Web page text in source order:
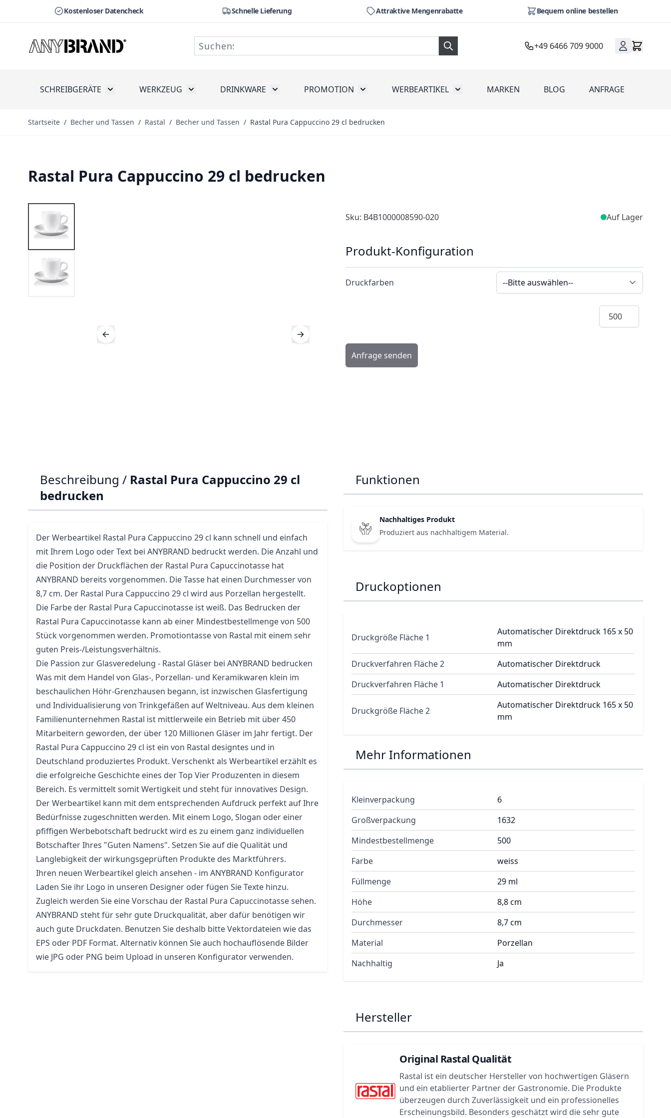
Kostenloser Datencheck Schnelle Lieferung Attraktive Mengenrabatte Bequem online bestellen
+49 6466 709 9000
SCHREIBGERÄTE Toggle submenu for Schreibgeräte
WERKZEUG Toggle submenu for Werkzeug
DRINKWARE Toggle submenu for Drinkware
PROMOTION Toggle submenu for Promotion
WERBEARTIKEL Toggle submenu for Werbeartikel
MARKEN BLOG ANFRAGE
Startseite / Becher und Tassen / Rastal / Becher und Tassen / Rastal Pura Cappuccino 29 cl bedrucken
Rastal Pura Cappuccino 29 cl bedrucken
Sku: B4B1000008590-020 Auf Lager
Produkt-Konfiguration
Druckfarben
Menge
Anfrage senden
Beschreibung / Rastal Pura Cappuccino 29 cl
bedrucken
Der Werbeartikel Rastal Pura Cappuccino 29 cl kann schnell und einfach
mit Ihrem Logo oder Text bei ANYBRAND bedruckt werden. Die Anzahl und
die Position der Druckflächen der Rastal Pura Capuccinotasse hat
ANYBRAND bereits vorgenommen. DieTasse hat einen Durchmesser von
8,7 cm. Der Rastal Pura Cappuccino 29 cl wird aus Porzellan hergestellt.
Die Farbe der Rastal Pura Capuccinotasse ist weiß. Das Bedrucken der
Rastal Pura Capuccinotasse kann ab einer Mindestbestellmenge von 500
Stück vorgenommen werden. Promotiontassevon Rastal mit einem sehr
guten Preis-/Leistungsverhältnis.
Die Passion zur Glasveredelung - Rastal Gläser bei ANYBRAND bedrucken
Was mit dem Handel von Glas-, Porzellan- und Keramikwaren klein im
beschaulichen Höhr-Grenzhausen begann, ist inzwischen Glasfertigung
und Individualisierung von Trinkgefäßen auf Weltniveau. Aus dem kleinen
Familienunternehmen Rastal ist mittlerweile ein Betrieb mit über 450
Mitarbeitern geworden, der über 120 Millionen Gläser im Jahr fertigt. Der
Rastal Pura Cappuccino 29 cl ist ein von Rastal designtes und in
Deutschland produziertes Produkt. Verschenkt als Werbeartikel erzählt es
die erfolgreiche Geschichte eines der Top Vier Produzenten in diesem
Bereich. Es vermittelt somit Wertigkeit und steht für innovatives Design.
Der Werbeartikel kann mit dem entsprechenden Aufdruck perfekt auf Ihre
Bedürfnisse zugeschnitten werden. Mit einem Logo, Slogan oder einer
pfiffigen Werbebotschaft bedruckt wird es zu einem ganz individuellen
Botschafter Ihres "Guten Namens". Setzen Sie auf die Qualität und
Langlebigkeit der wirkungsgeprüften Produkte des Marktführers.
Ihren neuen Werbeartikel gleich ansehen - im ANYBRAND Konfigurator
Laden Sie ihr Logo in unseren Designer oder fügen Sie Texte hinzu.
Zugleich werden Sie eine Vorschau der Rastal Pura Capuccinotasse sehen.
ANYBRAND steht für sehr gute Druckqualität, aber dafür benötigen wir
auch gute Druckdaten. Benutzen Sie deshalb bitte Vektordateien wie das
EPS oder PDF Format. Alternativ können Sie auch hochauflösende Bilder
wie JPG oder PNG beim Upload in unseren Konfigurator verwenden.
Funktionen
Nachhaltiges Produkt
Produziert aus nachhaltigem Material.
Druckoptionen
Druckgröße Fläche 1
Automatischer Direktdruck 165 x 50
mm
Druckverfahren Fläche 2
Automatischer Direktdruck
Druckverfahren Fläche 1
Automatischer Direktdruck
Druckgröße Fläche 2
Automatischer Direktdruck 165 x 50
mm
Mehr Informationen
Kleinverpackung
6
Großverpackung
1632
Mindestbestellmenge
500
Farbe
weiss
Füllmenge
29 ml
Höhe
8,8 cm
Durchmesser
8,7 cm
Material
Porzellan
Nachhaltig
Ja
Hersteller
Original Rastal Qualität
Rastal ist ein deutscher Hersteller von hochwertigen Gläsern
und ein etablierter Partner der Gastronomie. Die Produkte
überzeugen durch Zuverlässigkeit und ein professionelles
Erscheinungsbild. Besonders geschätzt wird die sehr gute